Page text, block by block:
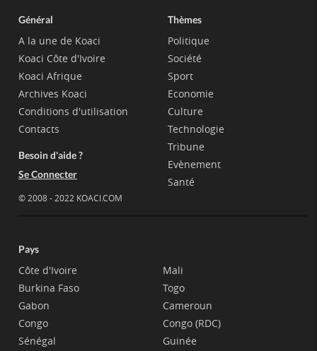
Général
A la une de Koaci
Koaci Côte d'Ivoire
Koaci Afrique
Archives Koaci
Conditions d'utilisation
Contacts
Besoin d'aide ?
Se Connecter
© 2008 - 2022 KOACI.COM
Thèmes
Politique
Société
Sport
Economie
Culture
Technologie
Tribune
Evènement
Santé
Pays
Côte d'Ivoire
Burkina Faso
Gabon
Congo
Sénégal
Mali
Togo
Cameroun
Congo (RDC)
Guinée